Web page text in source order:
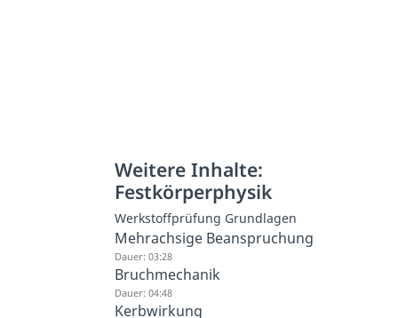
Weitere Inhalte:
Festkörperphysik
Werkstoffprüfung Grundlagen
Mehrachsige Beanspruchung
Dauer: 03:28
Bruchmechanik
Dauer: 04:48
Kerbwirkung